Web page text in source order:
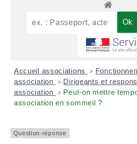
Accueil associations >
association
> Dirigeants et
association
> Peut-on mettre
association en sommeil ?
Question-réponse